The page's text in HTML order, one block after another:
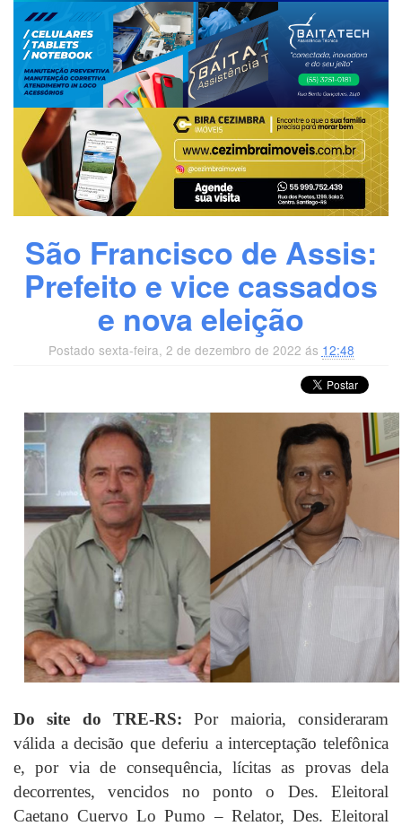
São Francisco de Assis:
Prefeito e vice cassados
e nova eleição
Postado sexta-feira, 2 de dezembro de 2022 ás 12:48
Do site do TRE-RS:Por maioria, consideraram
válida a decisão que deferiu a interceptação telefônica
e, por via de consequência, lícitas as provas dela
decorrentes, vencidos no ponto o Des. Eleitoral
Caetano Cuervo Lo Pumo – Relator, Des. Eleitoral